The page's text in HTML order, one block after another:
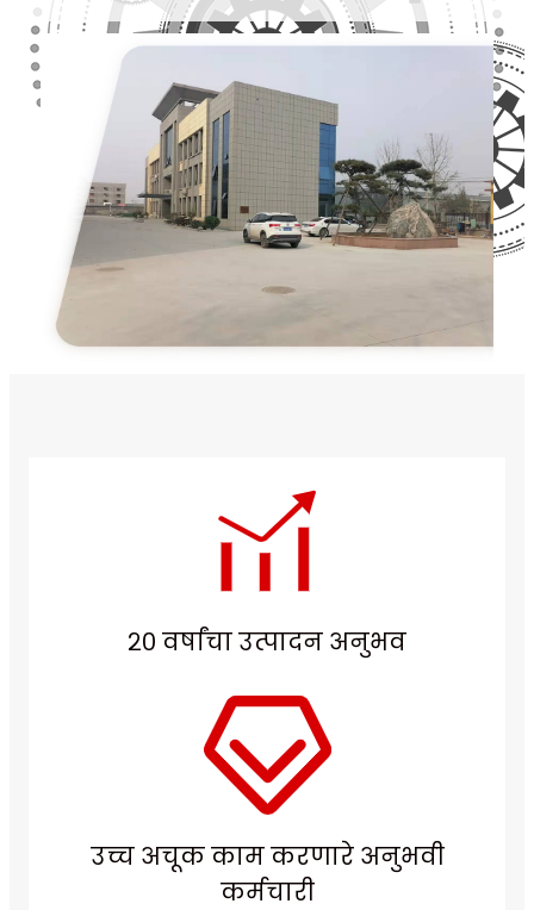
२० वर्षांचा उत्पादन अनुभव
उच्च अचूक काम करणारे अनुभवी
कर्मचारी